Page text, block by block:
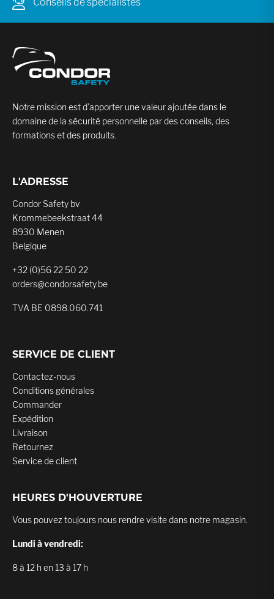
Notre mission est d’apporter une valeur ajoutée dans le
domaine de la sécurité personnelle par des conseils, des
formations et des produits.
L'ADRESSE
Condor Safety bv
Krommebeekstraat 44
8930 Menen
Belgique
+32 (0)56 22 50 22
orders@condorsafety.be
TVA BE 0898.060.741
SERVICE DE CLIENT
Contactez-nous
Conditions générales
Commander
Expédition
Livraison
Retournez
Service de client
HEURES D'HOUVERTURE
Vous pouvez toujours nous rendre visite dans notre magasin.
Lundi à vendredi:
8 à 12 h en 13 à 17 h